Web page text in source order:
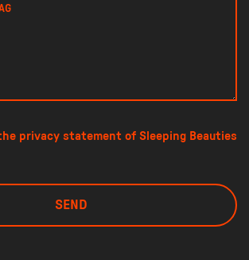
privacy statement of Sleeping Beauties
SEND